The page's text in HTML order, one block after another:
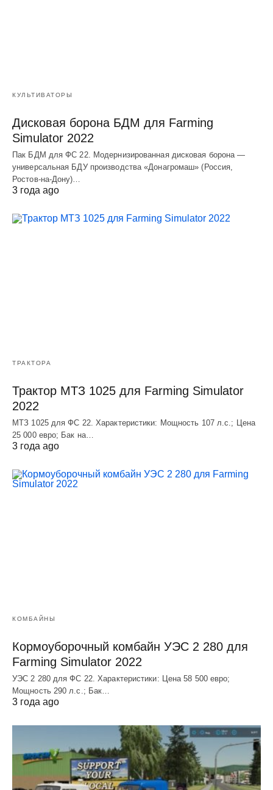
КУЛЬТИВАТОРЫ
Дисковая борона БДМ для Farming
Simulator 2022
Пак БДМ для ФС 22. Модернизированная дисковая борона —
универсальная БДУ производства «Донагромаш» (Россия,
Ростов-на-Дону)…
3 года ago
ТРАКТОРА
Трактор МТЗ 1025 для Farming Simulator
2022
МТЗ 1025 для ФС 22. Характеристики: Мощность 107 л.c.; Цена
25 000 евро; Бак на…
3 года ago
КОМБАЙНЫ
Кормоуборочный комбайн УЭC 2 280 для
Farming Simulator 2022
УЭC 2 280 для ФС 22. Характеристики: Цена 58 500 евро;
Мощность 290 л.с.; Бак…
3 года ago